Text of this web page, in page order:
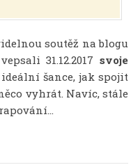
soutěž na blogu
31.12.2017 svoje
ideální šance, jak spojit
vyhrát. Navíc, stále